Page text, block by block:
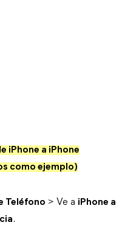
iPhone a iPhone
como ejemplo)
Teléfono > Ve a iPhone a
.